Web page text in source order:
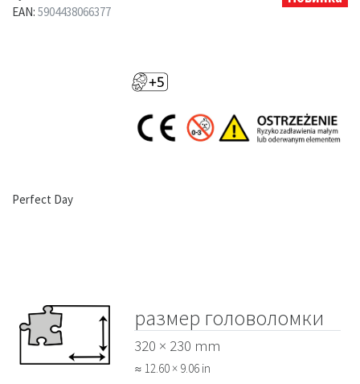
EAN: 5904438066377
Perfect Day
размер головоломки
320 × 230 mm
≈ 12.60 × 9.06 in